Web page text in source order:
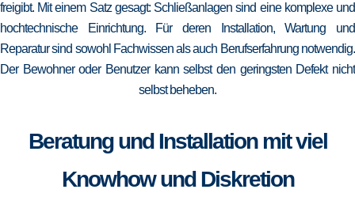
freigibt. Mit einem Satz gesagt: Schließanlagen sind eine komplexe und
hochtechnische Einrichtung. Für deren Installation, Wartung und
Reparatur sind sowohl Fachwissen als auch Berufserfahrung notwendig.
Der Bewohner oder Benutzer kann selbst den geringsten Defekt nicht
selbst beheben.
Beratung und Installation mit viel
Knowhow und Diskretion